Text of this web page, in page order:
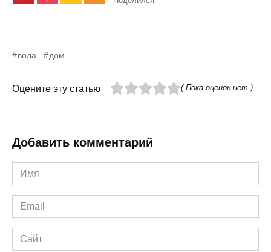
вода дом
Оцените эту статью ( Пока оценок нет )
Добавить комментарий
Имя
*
Email
*
Сайт